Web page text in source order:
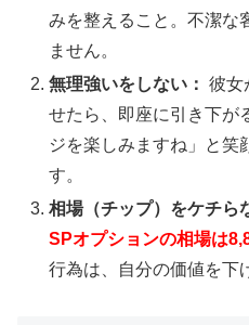
みを整えること。不潔な
ません。
無理強いをしない： 彼女
せたら、即座に引き下が
ジを楽しみますね」と笑
す。
相場（チップ）をケチら
SPオプションの相場は
行為は、自分の価値を下